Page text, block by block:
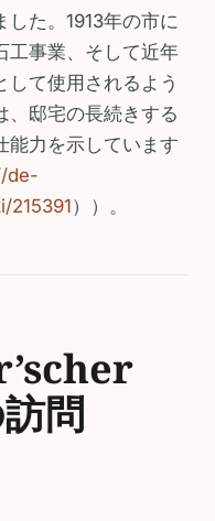
た。1913年の市に
工事業、そして近年
して使用されるよう
、邸宅の長続きする
能力を示しています
de-
））。
問